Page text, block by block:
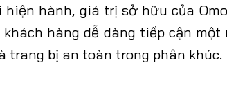
hành, giá trị sở hữu của
hàng dễ dàng tiếp cận một
trang bị an toàn trong phân khúc.